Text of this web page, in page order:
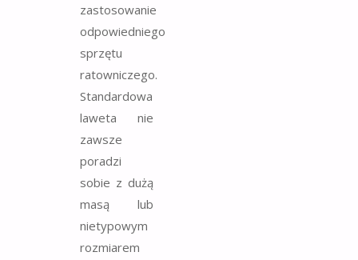
zastosowanie
odpowiedniego
sprzętu
ratowniczego.
Standardowa
laweta nie
zawsze
poradzi
sobie z dużą
masą lub
nietypowym
rozmiarem